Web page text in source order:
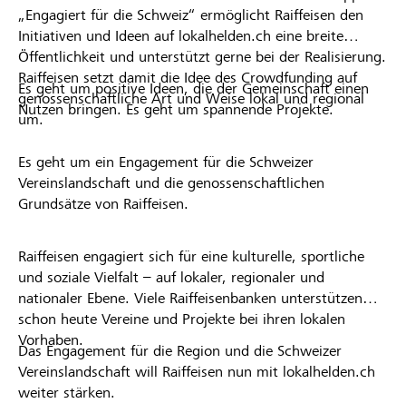
„Engagiert für die Schweiz“ ermöglicht Raiffeisen den
Initiativen und Ideen auf lokalhelden.ch eine breite
Öffentlichkeit und unterstützt gerne bei der Realisierung.
Raiffeisen setzt damit die Idee des Crowdfunding auf
genossenschaftliche Art und Weise lokal und regional
um.
Es geht um positive Ideen, die der Gemeinschaft einen
Nutzen bringen. Es geht um spannende Projekte.
Es geht um ein Engagement für die Schweizer
Vereinslandschaft und die genossenschaftlichen
Grundsätze von Raiffeisen.
Raiffeisen engagiert sich für eine kulturelle, sportliche
und soziale Vielfalt – auf lokaler, regionaler und
nationaler Ebene. Viele Raiffeisenbanken unterstützen
schon heute Vereine und Projekte bei ihren lokalen
Vorhaben.
Das Engagement für die Region und die Schweizer
Vereinslandschaft will Raiffeisen nun mit lokalhelden.ch
weiter stärken.